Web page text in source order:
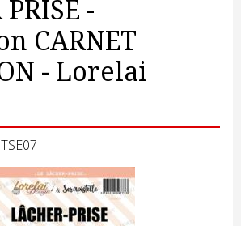
-
CARNET
- Lorelai